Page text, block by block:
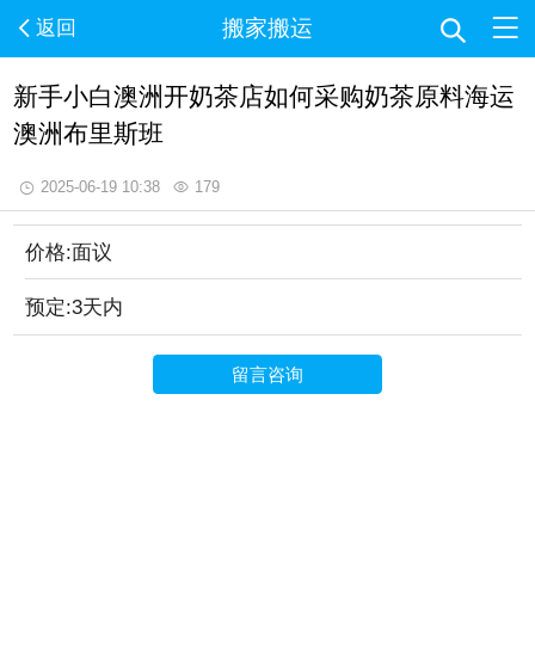
返回 搬家搬运
新手小白澳洲开奶茶店如何采购奶茶原料海运
澳洲布里斯班
2025-06-19 10:38 179
价格:面议
预定:3天内
留言咨询